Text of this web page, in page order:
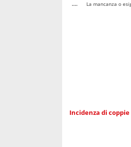
....
La mancanza o
Incidenza di